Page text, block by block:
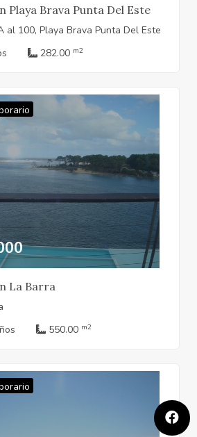
Playa Brava Punta Del Este
al 100, Playa Brava Punta Del Este
282.00 m2
La Barra
550.00 m2